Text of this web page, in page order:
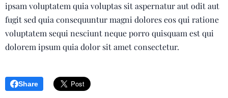
ipsam voluptatem quia voluptas sit aspernatur aut odit aut
fugit sed quia consequuntur magni dolores eos qui ratione
voluptatem sequi nesciunt neque porro quisquam est qui
dolorem ipsum quia dolor sit amet consectetur.
Share